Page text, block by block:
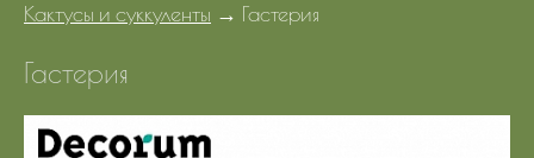
Кактусы и суккуленты → Гастерия
Гастерия